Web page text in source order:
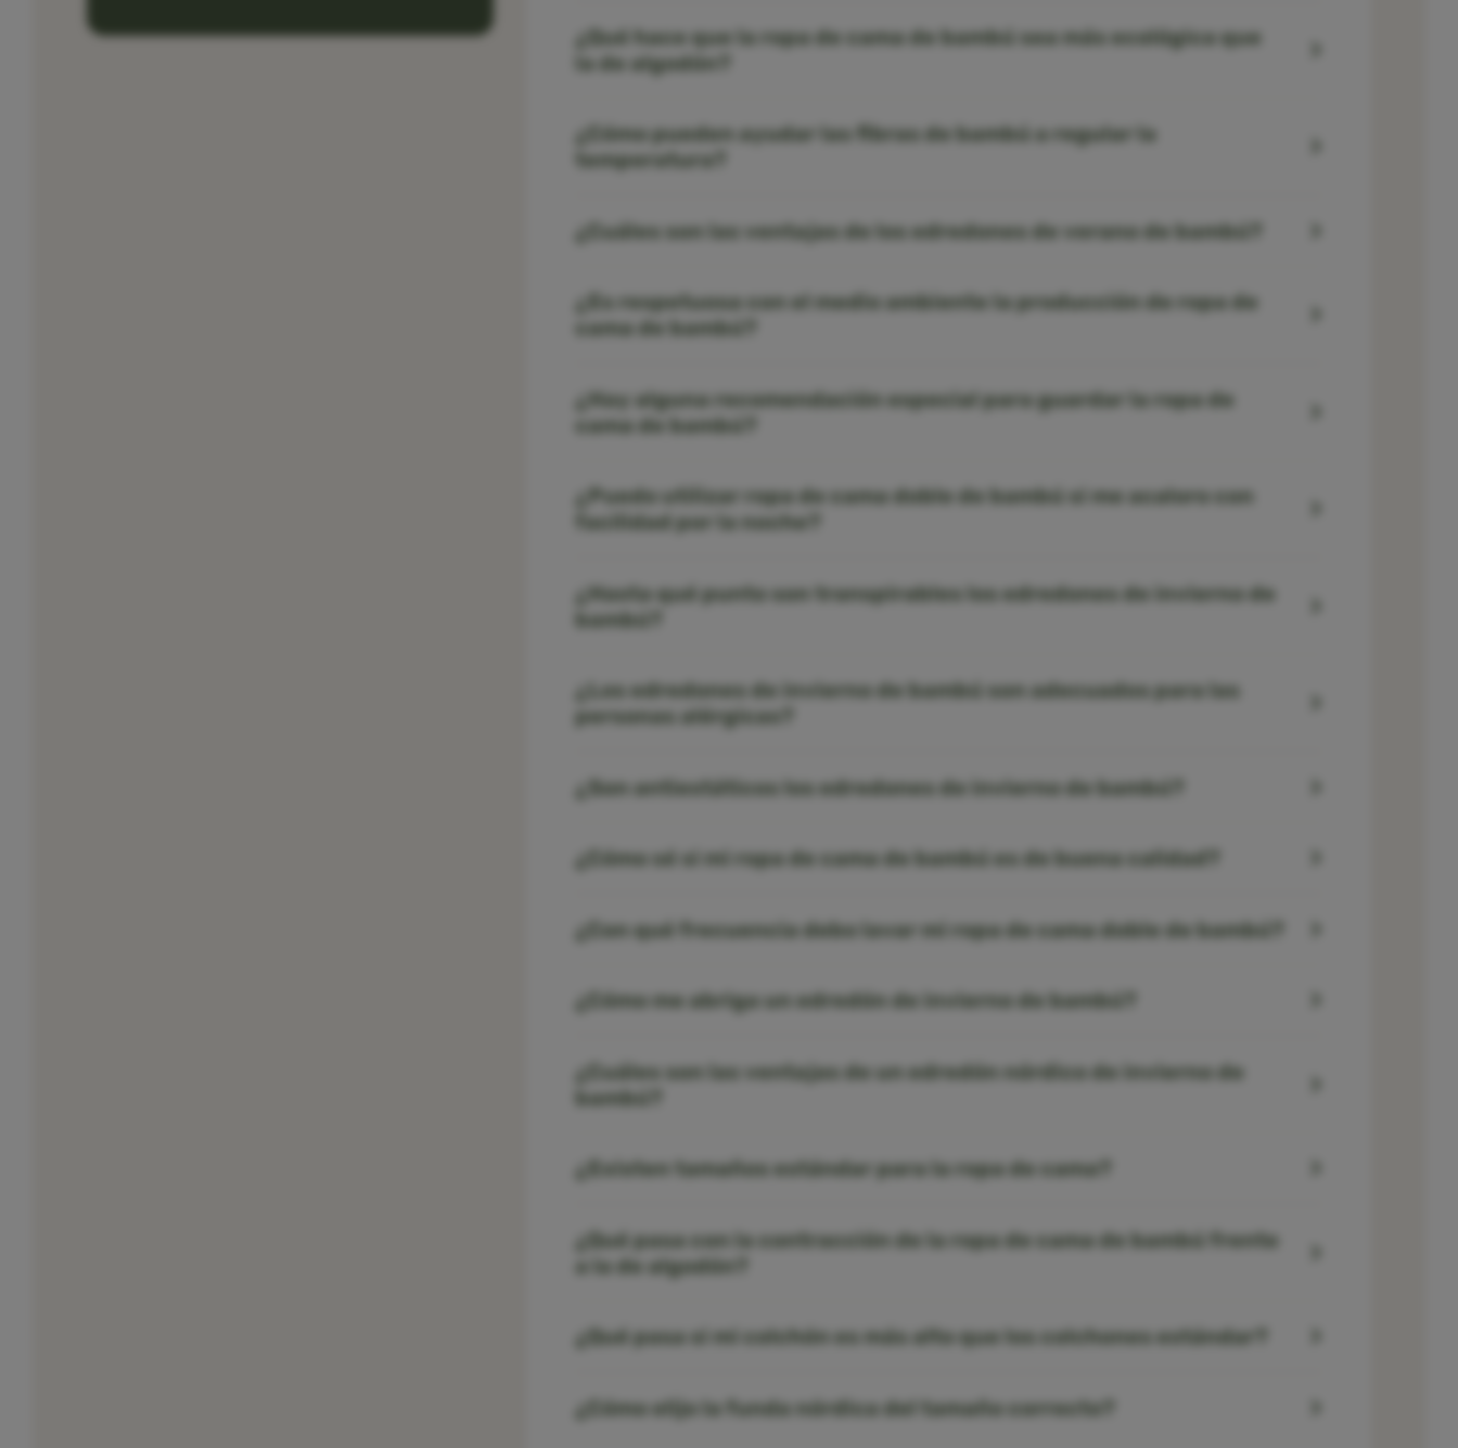
¿Qué hace que la ropa de cama de bambú sea más ecológica que
la de algodón?
¿Cómo pueden ayudar las fibras de bambú a regular la
temperatura?
¿Cuáles son las ventajas de los edredones de verano de bambú?
¿Es respetuosa con el medio ambiente la producción de ropa de
cama de bambú?
¿Hay alguna recomendación especial para guardar la ropa de
cama de bambú?
¿Puedo utilizar ropa de cama doble de bambú si me acaloro con
facilidad por la noche?
¿Hasta qué punto son transpirables los edredones de invierno de
bambú?
¿Los edredones de invierno de bambú son adecuados para las
personas alérgicas?
¿Son antiestáticos los edredones de invierno de bambú?
¿Cómo sé si mi ropa de cama de bambú es de buena calidad?
¿Con qué frecuencia debo lavar mi ropa de cama doble de bambú?
¿Cómo me abriga un edredón de invierno de bambú?
¿Cuáles son las ventajas de un edredón nórdico de invierno de
bambú?
¿Existen tamaños estándar para la ropa de cama?
¿Qué pasa con la contracción de la ropa de cama de bambú frente
a la de algodón?
¿Qué pasa si mi colchón es más alto que los colchones estándar?
¿Cómo elijo la funda nórdica del tamaño correcto?